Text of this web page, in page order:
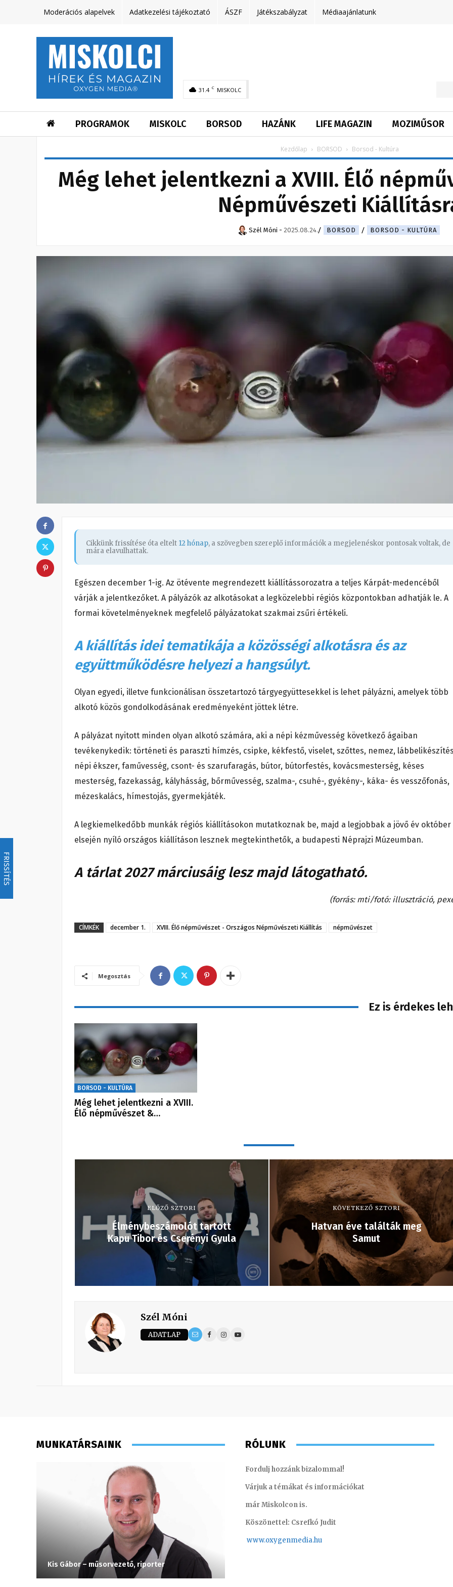
FRISSÍTÉS
Moderációs alapelvek Adatkezelési tájékoztató ÁSZF Játékszabályzat Médiaajánlatunk
31.4 C MISKOLC
PROGRAMOK MISKOLC BORSOD HAZÁNK LIFE MAGAZIN MOZIMŰSOR
Kezdőlap BORSOD Borsod - Kultúra
Még lehet jelentkezni a XVIII. Élő
Népművészeti
Szél Móni - 2025.08.24. BORSOD BORSOD - KULTÚRA
Cikkünk frissítése óta eltelt 12 hónap, a szövegben szereplő információk a megjelenéskor pontosak voltak, de
mára elavulhattak.
Egészen december 1-ig. Az ötévente megrendezett kiállítássorozatra a teljes Kárpát-medencéből
várják a jelentkezőket. A pályázók az alkotásokat a legközelebbi régiós központokban adhatják le. A
formai követelményeknek megfelelő pályázatokat szakmai zsűri értékeli.
A kiállítás idei tematikája a közösségi alkotásra és az
együttműködésre helyezi a hangsúlyt.
Olyan egyedi, illetve funkcionálisan összetartozó tárgyegyüttesekkel is lehet pályázni, amelyek több
alkotó közös gondolkodásának eredményeként jöttek létre.
A pályázat nyitott minden olyan alkotó számára, aki a népi kézművesség következő ágaiban
tevékenykedik: történeti és paraszti hímzés, csipke, kékfestő, viselet, szőttes, nemez,
népi ékszer, faművesség, csont- és szarufaragás, bútor, bútorfestés, kovácsmesterség, késes
mesterség, fazekasság, kályhásság, bőrművesség, szalma-, csuhé-, gyékény-, káka- és vesszőfonás,
mézeskalács, hímestojás, gyermekjáték.
A legkiemelkedőbb munkák régiós kiállításokon mutatkoznak be, majd a legjobbak a jövő év október
elsején nyíló országos kiállításon lesznek megtekinthetők, a budapesti Néprajzi Múzeumban.
A tárlat 2027 márciusáig lesz majd látogatható.
(forrás: mti/fotó: illusztráció,
CÍMKÉK december 1. XVIII. Élő népművészet - Országos Népművészeti Kiállítás népművészet
Megosztás
Ez is érdekes
BORSOD - KULTÚRA
Még lehet jelentkezni a XVIII.
Élő népművészet &…
ELŐZŐ SZTORI
Élménybeszámolót tartott
Kapu Tibor és Cserényi Gyula
KÖVETKEZŐ SZTORI
Hatvan éve találták meg
Samut
Szél Móni
ADATLAP
MUNKATÁRSAINK
Kis Gábor – műsorvezető, riporter
RÓLUNK
Fordulj hozzánk bizalommal!
Várjuk a témákat és információkat
már Miskolcon is.
Köszönettel: Csrefkó Judit
www.oxygenmedia.hu